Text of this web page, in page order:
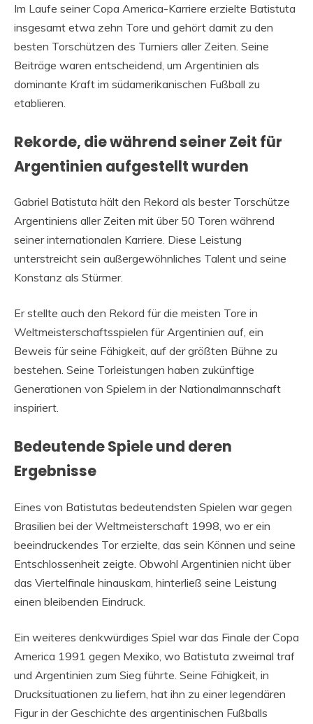
Im Laufe seiner Copa America-Karriere erzielte Batistuta
insgesamt etwa zehn Tore und gehört damit zu den
besten Torschützen des Turniers aller Zeiten. Seine
Beiträge waren entscheidend, um Argentinien als
dominante Kraft im südamerikanischen Fußball zu
etablieren.
Rekorde, die während seiner Zeit für
Argentinien aufgestellt wurden
Gabriel Batistuta hält den Rekord als bester Torschütze
Argentiniens aller Zeiten mit über 50 Toren während
seiner internationalen Karriere. Diese Leistung
unterstreicht sein außergewöhnliches Talent und seine
Konstanz als Stürmer.
Er stellte auch den Rekord für die meisten Tore in
Weltmeisterschaftsspielen für Argentinien auf, ein
Beweis für seine Fähigkeit, auf der größten Bühne zu
bestehen. Seine Torleistungen haben zukünftige
Generationen von Spielern in der Nationalmannschaft
inspiriert.
Bedeutende Spiele und deren
Ergebnisse
Eines von Batistutas bedeutendsten Spielen war gegen
Brasilien bei der Weltmeisterschaft 1998, wo er ein
beeindruckendes Tor erzielte, das sein Können und seine
Entschlossenheit zeigte. Obwohl Argentinien nicht über
das Viertelfinale hinauskam, hinterließ seine Leistung
einen bleibenden Eindruck.
Ein weiteres denkwürdiges Spiel war das Finale der Copa
America 1991 gegen Mexiko, wo Batistuta zweimal traf
und Argentinien zum Sieg führte. Seine Fähigkeit, in
Drucksituationen zu liefern, hat ihn zu einer legendären
Figur in der Geschichte des argentinischen Fußballs